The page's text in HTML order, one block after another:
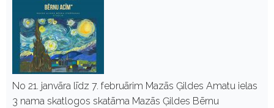
No 21. janvāra līdz 7. februārim Mazās Ģildes Amatu ielas
3 nama skatlogos skatāma Mazās Ģildes Bērnu